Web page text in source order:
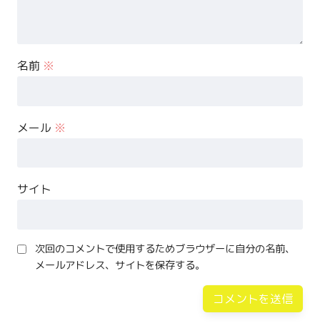
名前 ※
メール ※
サイト
次回のコメントで使用するためブラウザーに自分の名前、
メールアドレス、サイトを保存する。